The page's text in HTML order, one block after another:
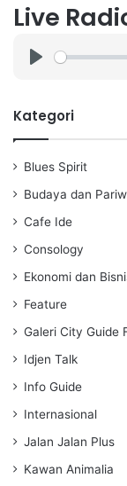
Live
a
Kategori
Blues Spirit
Budaya dan
Cafe Ide
Consology
Ekonomi dan
Feature
Galeri City Guide
Idjen Talk
Info Guide
Internasional
Jalan Jalan Plus
Kawan Animalia